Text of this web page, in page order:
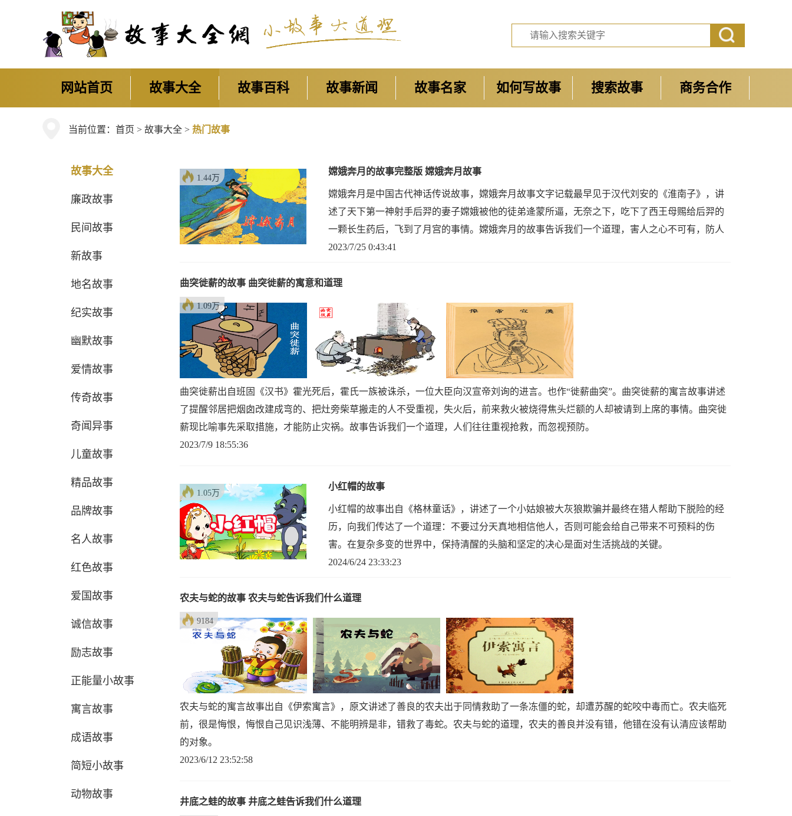
网站首页 故事大全 故事百科 故事新闻 故事名家 如何写故事 搜索故事 商务合作
当前位置： 首页 > 故事大全 > 热门故事
故事大全
廉政故事
民间故事
新故事
地名故事
纪实故事
幽默故事
爱情故事
传奇故事
奇闻异事
儿童故事
精品故事
品牌故事
名人故事
红色故事
爱国故事
诚信故事
励志故事
正能量小故事
寓言故事
成语故事
简短小故事
动物故事
嫦娥奔月的故事完整版 嫦娥奔月故事
嫦娥奔月是中国古代神话传说故事，嫦娥奔月故事文字记载最早见于汉代刘安的《淮南子》，讲
述了天下第一神射手后羿的妻子嫦娥被他的徒弟逄蒙所逼，无奈之下，吃下了西王母赐给后羿的
一颗长生药后，飞到了月宫的事情。嫦娥奔月的故事告诉我们一个道理，害人之心不可有，防人
之心不可无。
2023/7/25 0:43:41
1.44万
曲突徙薪的故事 曲突徙薪的寓意和道理
曲突徙薪出自班固《汉书》霍光死后，霍氏一族被诛杀，一位大臣向汉宣帝刘询的进言。也作“徙薪曲突”。曲突徙薪的寓言故事讲述
了提醒邻居把烟囱改建成弯的、把灶旁柴草搬走的人不受重视，失火后，前来救火被烧得焦头烂额的人却被请到上席的事情。曲突徙
薪现比喻事先采取措施，才能防止灾祸。故事告诉我们一个道理，人们往往重视抢救，而忽视预防。
2023/7/9 18:55:36
1.09万
小红帽的故事
小红帽的故事出自《格林童话》，讲述了一个小姑娘被大灰狼欺骗并最终在猎人帮助下脱险的经
历，向我们传达了一个道理：不要过分天真地相信他人，否则可能会给自己带来不可预料的伤
害。在复杂多变的世界中，保持清醒的头脑和坚定的决心是面对生活挑战的关键。
2024/6/24 23:33:23
1.05万
农夫与蛇的故事 农夫与蛇告诉我们什么道理
农夫与蛇的寓言故事出自《伊索寓言》，原文讲述了善良的农夫出于同情救助了一条冻僵的蛇，却遭苏醒的蛇咬中毒而亡。农夫临死
前，很是悔恨，悔恨自己见识浅薄、不能明辨是非，错救了毒蛇。农夫与蛇的道理，农夫的善良并没有错，他错在没有认清应该帮助
的对象。
2023/6/12 23:52:58
9184
井底之蛙的故事 井底之蛙告诉我们什么道理